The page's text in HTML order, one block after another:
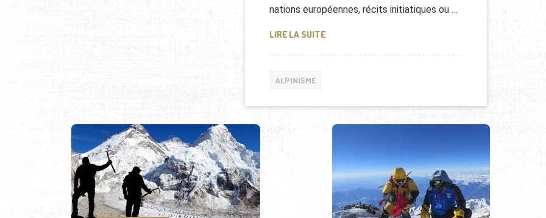
nations européennes, récits initiatiques ou …
LIRE LA SUITEMEILLEURS FILMS D’ALPINISME
ALPINISME